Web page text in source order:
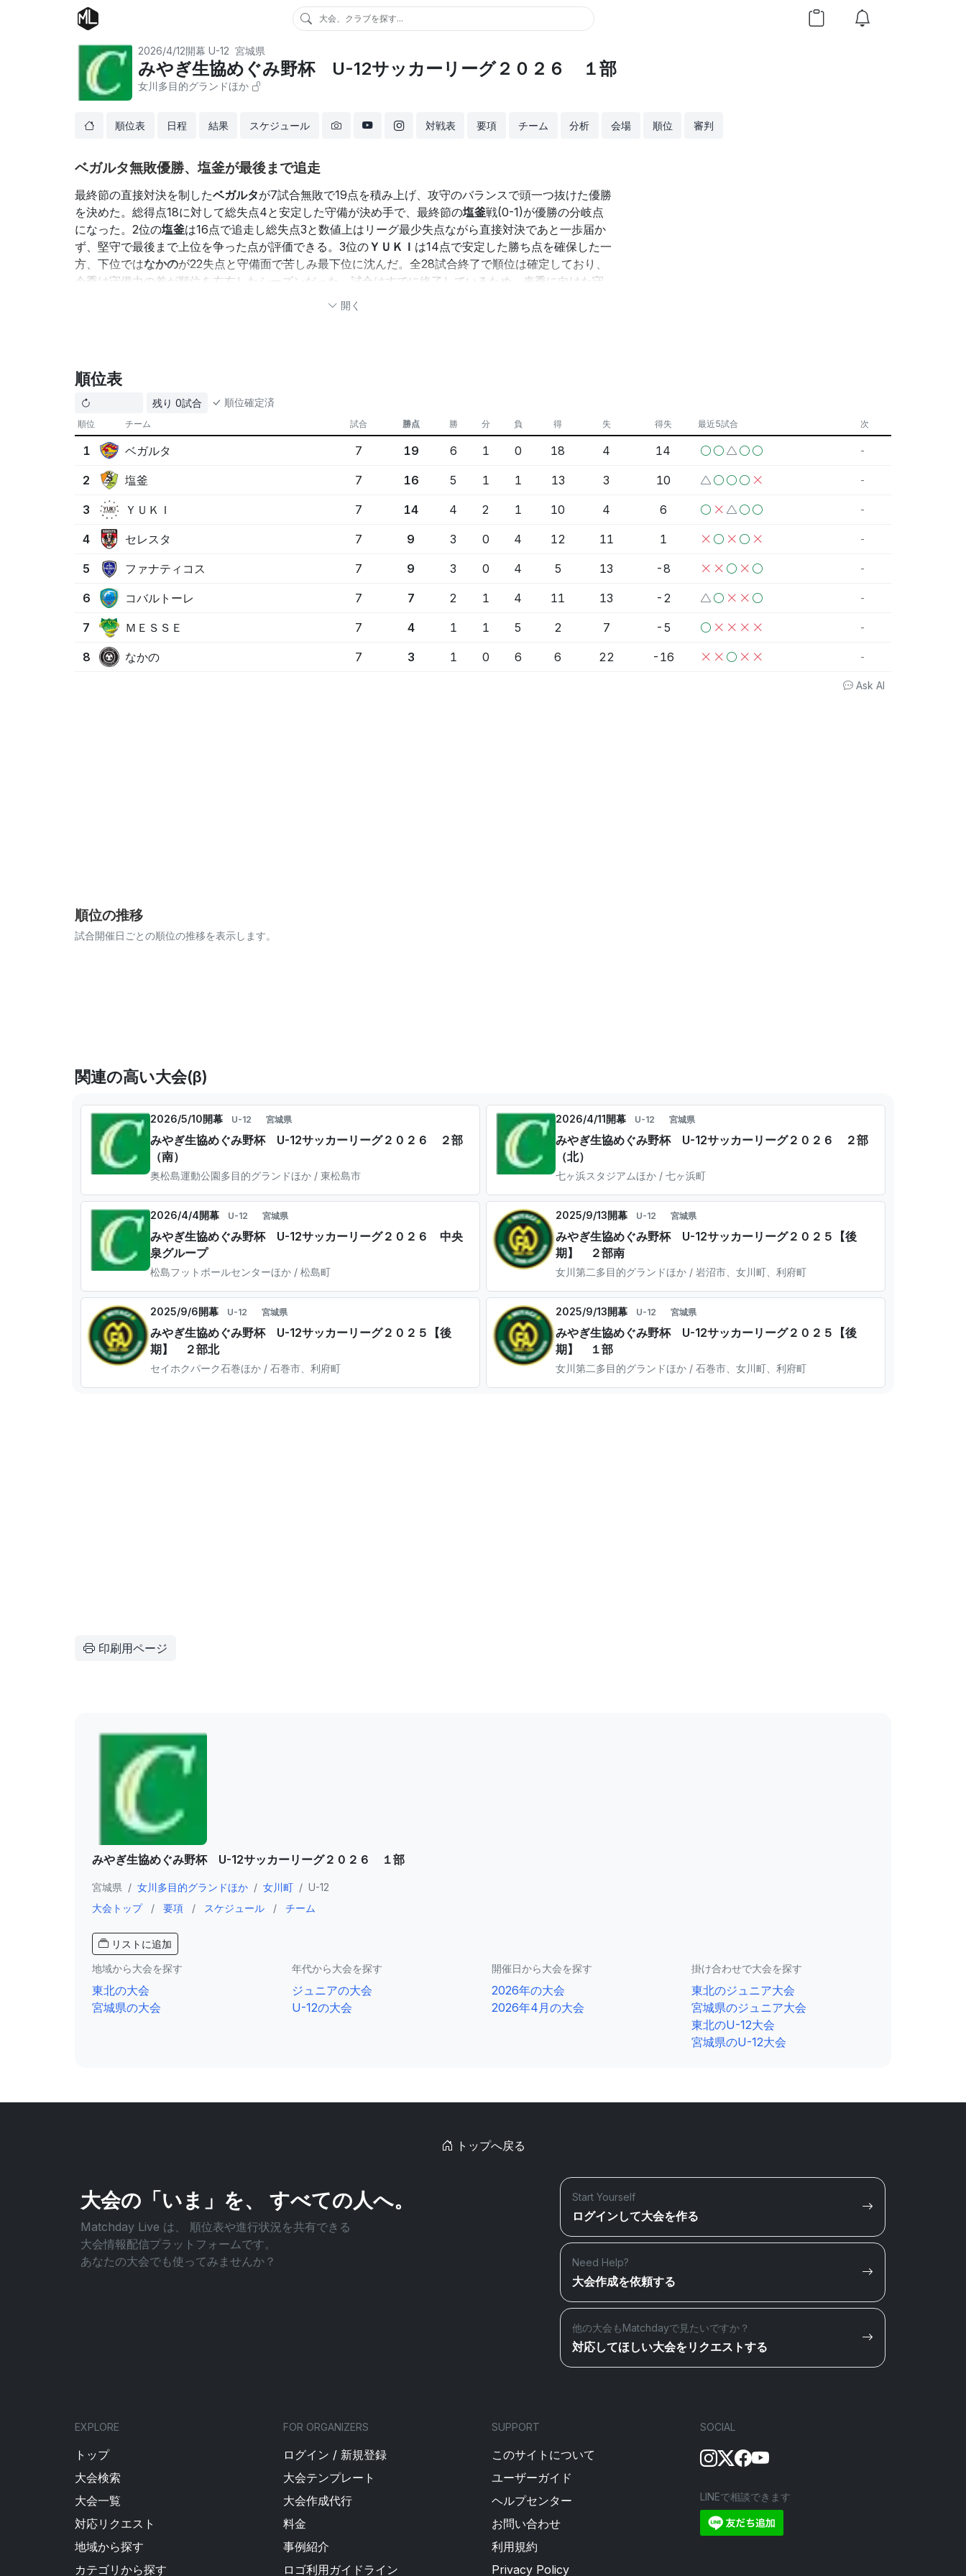
大会、クラブを探す...
2026/4/12開幕 U-12 宮城県
みやぎ生協めぐみ野杯 U-12サッカーリーグ２０２６ １部
女川多目的グランドほか
順位表 日程 結果 スケジュール 対戦表 要項 チーム 分析 会場 順位 審判
ベガルタ無敗優勝、塩釜が最後まで追走
最終節の直接対決を制したベガルタが7試合無敗で19点を積み上げ、攻守のバランスで頭一つ抜けた優勝
を決めた。総得点18に対して総失点4と安定した守備が決め手で、最終節の塩釜戦(0-1)が優勝の分岐点
になった。2位の塩釜は16点で追走し総失点3と数値上はリーグ最少失点ながら直接対決であと一歩届か
ず、堅守で最後まで上位を争った点が評価できる。3位のＹＵＫＩ は14点で安定した勝ち点を確保した一
方、下位ではなかのが22失点と守備面で苦しみ最下位に沈んだ。全28試合終了で順位は確定しており、
今季は守備力の差が順位を左右したシーズンだった。試合はすでに終了しているため、来季に向けた守
この情報はAIによって生成されたものであり、必ずしも正確であるとは限りません
6/7 18:51更新, 452文字
AI解説について
解説を更新
開く
順位表
残り 0試合 順位確定済
順位 チーム 試合 勝点 勝 分 負 得 失 得失 最近5試合 次
1 ベガルタ 7 19 6 1 0 18 4 14 -
2 塩釜 7 16 5 1 1 13 3 10 -
3 ＹＵＫＩ 7 14 4 2 1 10 4 6 -
4 セレスタ 7 9 3 0 4 12 11 1 -
5 ファナティコス 7 9 3 0 4 5 13 -8 -
6 コバルトーレ 7 7 2 1 4 11 13 -2 -
7 ＭＥＳＳＥ 7 4 1 1 5 2 7 -5 -
8 なかの 7 3 1 0 6 6 22 -16 -
Ask AI
順位の推移
試合開催日ごとの順位の推移を表示します。
関連の高い大会(β)
2026/5/10開幕 U-12 宮城県
みやぎ生協めぐみ野杯 U-12サッカーリーグ２０２６ ２部
（南）
奥松島運動公園多目的グランドほか / 東松島市
2026/4/11開幕 U-12 宮城県
みやぎ生協めぐみ野杯 U-12サッカーリーグ２０２６ ２部
（北）
七ヶ浜スタジアムほか / 七ヶ浜町
2026/4/4開幕 U-12 宮城県
みやぎ生協めぐみ野杯 U-12サッカーリーグ２０２６ 中央
泉グループ
松島フットボールセンターほか / 松島町
2025/9/13開幕 U-12 宮城県
みやぎ生協めぐみ野杯 U-12サッカーリーグ２０２５【後
期】 ２部南
女川第二多目的グランドほか / 岩沼市、女川町、利府町
2025/9/6開幕 U-12 宮城県
みやぎ生協めぐみ野杯 U-12サッカーリーグ２０２５【後
期】 ２部北
セイホクパーク石巻ほか / 石巻市、利府町
2025/9/13開幕 U-12 宮城県
みやぎ生協めぐみ野杯 U-12サッカーリーグ２０２５【後
期】 １部
女川第二多目的グランドほか / 石巻市、女川町、利府町
印刷用ページ
みやぎ生協めぐみ野杯 U-12サッカーリーグ２０２６ １部
宮城県 / 女川多目的グランドほか / 女川町 / U-12
大会トップ
/ 要項 / スケジュール / チーム
リストに追加
地域から大会を探す
東北の大会
宮城県の大会
年代から大会を探す
ジュニアの大会
U-12の大会
開催日から大会を探す
2026年の大会
2026年4月の大会
掛け合わせで大会を探す
東北のジュニア大会
宮城県のジュニア大会
東北のU-12大会
宮城県のU-12大会
トップへ戻る
大会の「いま」を、 すべての人へ。
Matchday Live は、 順位表や進行状況を共有できる
大会情報配信プラットフォームです。
あなたの大会でも使ってみませんか？
Start Yourself
ログインして大会を作る
Need Help?
大会作成を依頼する
他の大会もMatchdayで見たいですか？
対応してほしい大会をリクエストする
EXPLORE
トップ
大会検索
大会一覧
対応リクエスト
地域から探す
カテゴリから探す
FOR ORGANIZERS
ログイン / 新規登録
大会テンプレート
大会作成代行
料金
事例紹介
ロゴ利用ガイドライン
SUPPORT
このサイトについて
ユーザーガイド
ヘルプセンター
お問い合わせ
利用規約
Privacy Policy
SOCIAL
LINEで相談できます